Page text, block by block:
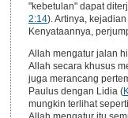
"kebetulan" dapat
2:14). Artinya,
Kenyataannya,
Allah mengatur jalan
Allah secara khusus
juga merancang
Paulus dengan Lidia (
mungkin terlihat